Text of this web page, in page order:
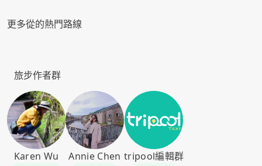
更多從的熱門路線
旅步作者群
Karen Wu Annie Chen tripool編輯群